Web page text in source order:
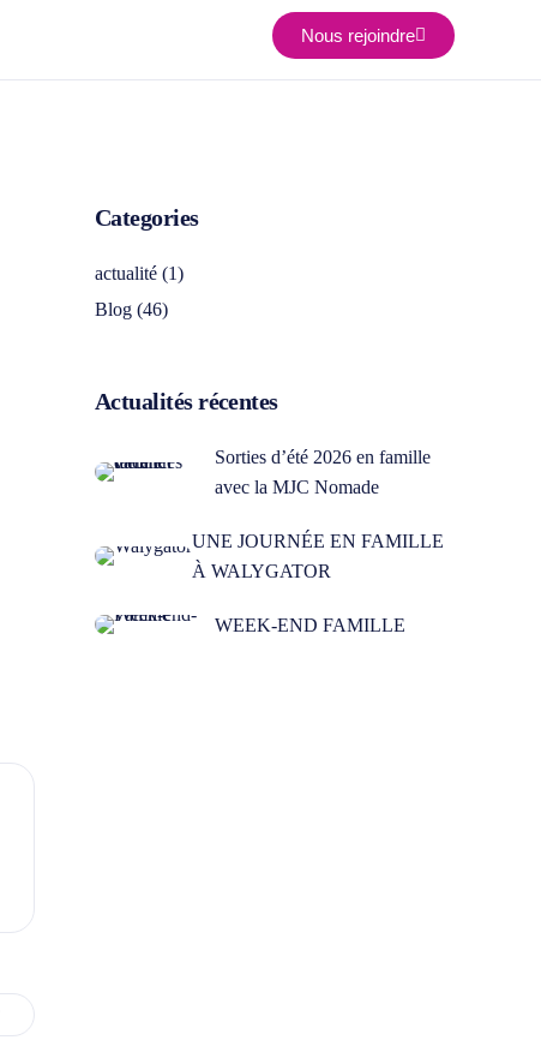
Nous rejoindre
Categories
actualité (1)
Blog (46)
Actualités récentes
Sorties d’été 2026 en famille
avec la MJC Nomade
UNE JOURNÉE EN FAMILLE
À WALYGATOR
WEEK-END FAMILLE